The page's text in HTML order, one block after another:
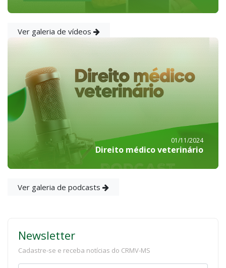
Ver galeria de vídeos
01/11/2024
Direito médico veterinário
Ver galeria de podcasts
Newsletter
Cadastre-se e receba notícias do CRMV-MS